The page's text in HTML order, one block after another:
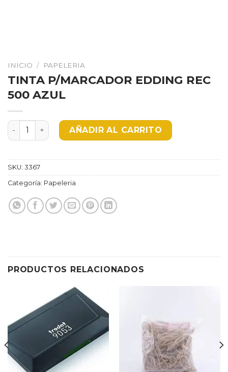
INICIO / PAPELERIA
TINTA P/MARCADOR EDDING REC
500 AZUL
TINTA P/MARCADOR EDDING REC 500 AZUL cantidad
AÑADIR AL CARRITO
SKU: 3367
Categoría: Papeleria
PRODUCTOS RELACIONADOS